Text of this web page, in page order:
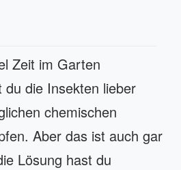
Zeit im Garten
die Insekten lieber
chemischen
Aber das ist auch gar
Lösung hast du